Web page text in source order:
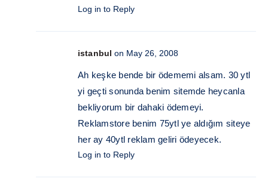
Log in to Reply
istanbul on May 26, 2008
Ah keşke bende bir ödememi alsam. 30 ytl
yi geçti sonunda benim sitemde heycanla
bekliyorum bir dahaki ödemeyi.
Reklamstore benim 75ytl ye aldığım siteye
her ay 40ytl reklam geliri ödeyecek.
Log in to Reply